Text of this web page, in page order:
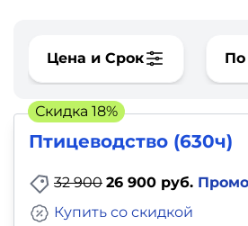
Цена и Срок По
Птицеводство (630ч)
32 900 26 900 руб.
Купить со скидкой
Скидка 18%
фото,
аудио
Маркетинг
Иностранный
язык